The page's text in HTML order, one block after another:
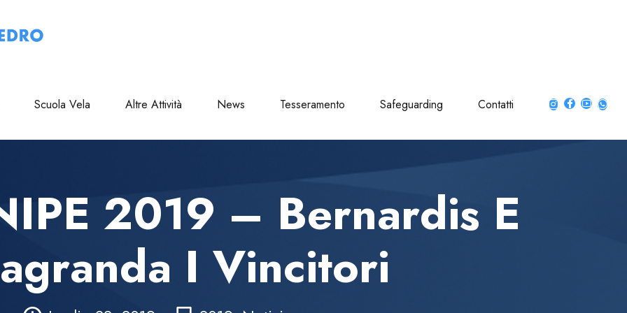
Scuola Vela Altre Attività News Tesseramento Safeguarding Contatti
2019 – Bernardis E
I Vincitori